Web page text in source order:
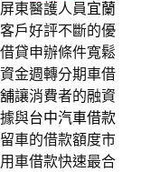
東醫護人員宜蘭
戶好評不斷的優
貸申辦條件寬鬆
金週轉分期車借
‎讓消費者的融資
與台中汽車借款
車的借款額度市
車借款快速最合